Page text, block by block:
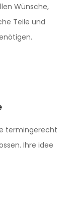
Wünsche,
Teile und
termingerecht
Ihre idee